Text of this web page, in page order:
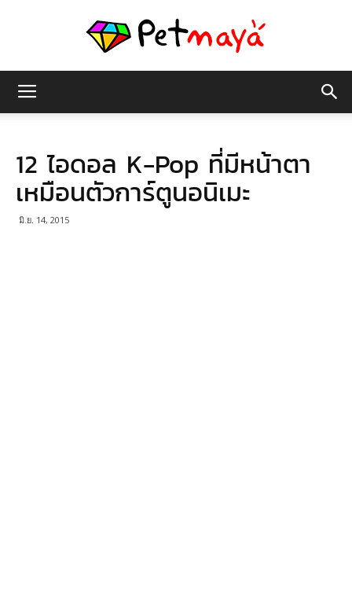
มายา
12 ไอดอล K-Pop ที่มีหน้าตา
เหมือนตัวการ์ตูนอนิเมะ
มิ.ย. 14, 2015